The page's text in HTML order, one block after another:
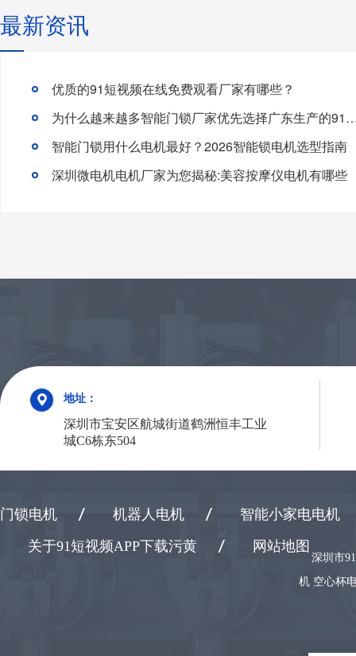
最新资讯
优质的91短视频在线免费观看厂家有哪些？
为什么越来越多智能门锁厂家优先选择广
智能门锁用什么电机最好？2026智能锁电机选型指南
深圳微电机电机厂家为您揭秘:美容按摩仪电机有哪些
地址：
深圳市宝安区航城街道鹤洲恒丰工业
城C6栋东504
门锁电机 机器人电机
智能小家电电机
关于91短视频APP下载污黄
网站地图
深圳市
机 空心杯